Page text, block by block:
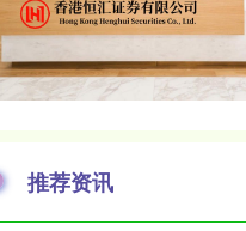
推荐资讯